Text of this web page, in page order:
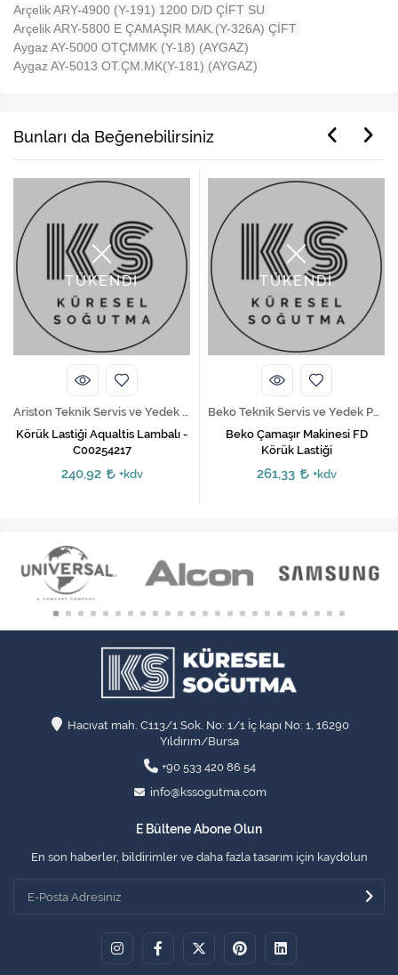
Arçelik ARY-4900 (Y-191) 1200 D/D ÇİFT SU
Arçelik ARY-5800 E ÇAMAŞIR MAK.(Y-326A) ÇİFT
Aygaz AY-5000 OTÇMMK (Y-18) (AYGAZ)
Aygaz AY-5013 OT.ÇM.MK(Y-181) (AYGAZ)
Bunları da Beğenebilirsiniz
TÜKENDİ
Ariston Teknik Servis ve Yedek Parça Hizmetleri
Körük Lastiği Aqualtis Lambalı -
C00254217
240,92 +kdv
TÜKENDİ
Beko Teknik Servis ve Yedek Parça Hizmetleri
Beko Çamaşır Makinesi FD
Körük Lastiği
261,33 +kdv
Hacıvat mah. C113/1 Sok. No: 1/1 İç kapı No: 1, 16290
Yıldırım/Bursa
+90 533 420 86 54
info@kssogutma.com
E Bültene Abone Olun
En son haberler, bildirimler ve daha fazla tasarım için kaydolun